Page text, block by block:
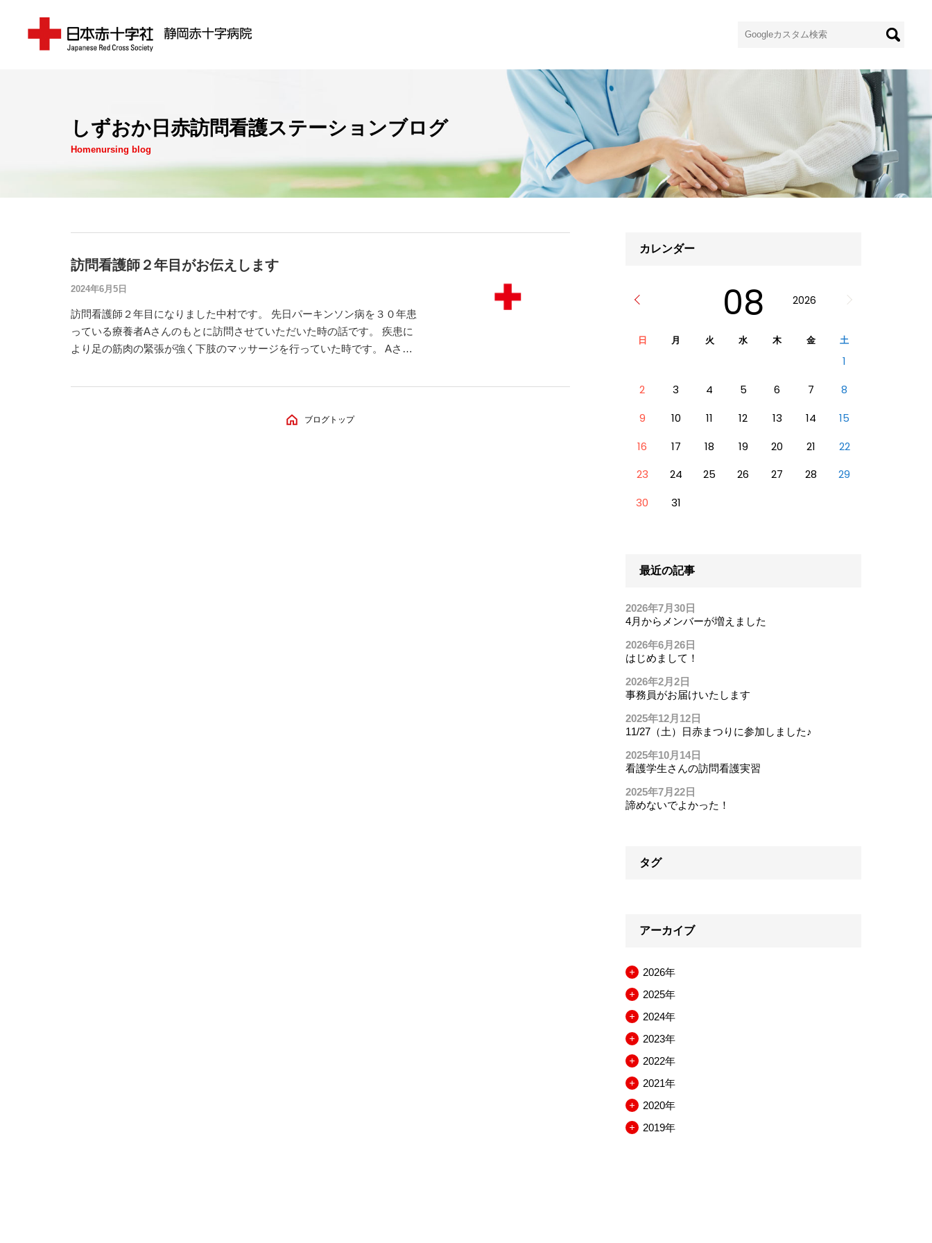
しずおか日赤訪問看護ステーションブログ
Homenursing blog
訪問看護師２年目がお伝えします
2024年6月5日
訪問看護師２年目になりました中村です。 先日パーキンソン病を３０年患
っている療養者Aさんのもとに訪問させていただいた時の話です。 疾患に
より足の筋肉の緊張が強く下肢のマッサージを行っていた時です。 Aさん
ブログトップ
カレンダー
08 2026
日 月 火 水 木 金 土
1
2
3 4 5 6 7
8
9
10 11 12 13 14
15
16
17 18 19 20 21
22
23
24 25 26 27 28
29
30
31
最近の記事
2026年7月30日
4月からメンバーが増えました
2026年6月26日
はじめまして！
2026年2月2日
事務員がお届けいたします
2025年12月12日
11/27（土）日赤まつりに参加しました♪
2025年10月14日
看護学生さんの訪問看護実習
2025年7月22日
諦めないでよかった！
タグ
アーカイブ
2026年
メ
ー
を
開
閉
2025年
メ
ー
を
開
閉
2024年
メ
ー
を
開
2023年
メ
ー
を
2022年
メ
ー
2021年
メ
2020年
メ
2019年